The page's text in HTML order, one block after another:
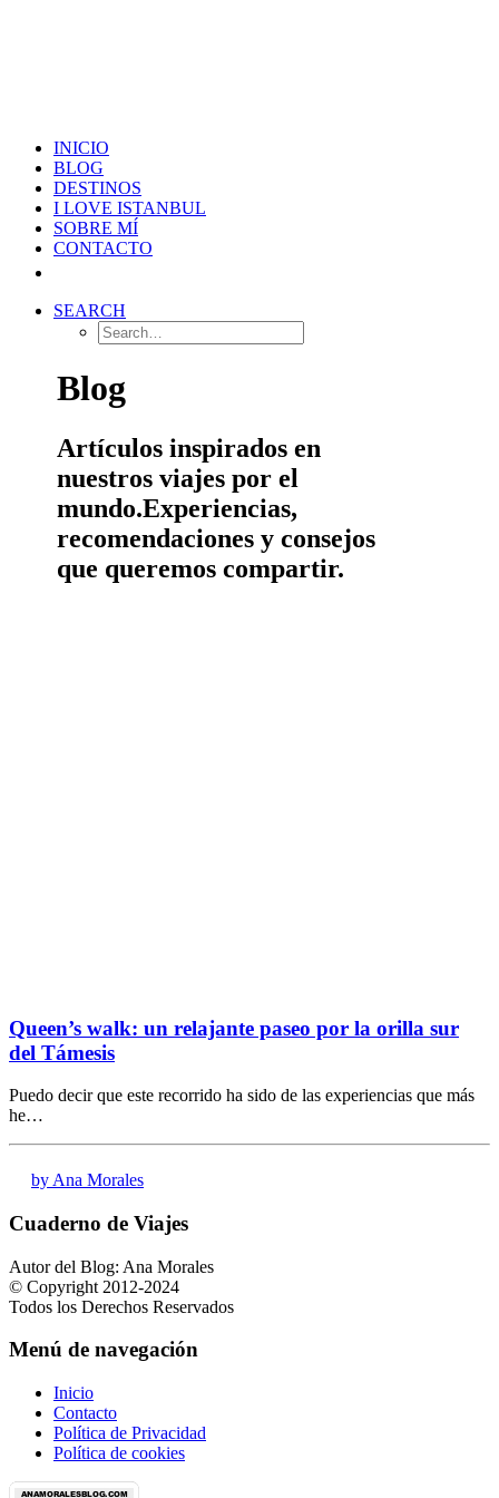
INICIO
BLOG
DESTINOS
I LOVE ISTANBUL
SOBRE MÍ
CONTACTO
SEARCH
Blog
Artículos inspirados en
nuestros viajes por el
mundo.Experiencias,
recomendaciones y consejos
que queremos compartir.
Queen’s walk: un relajante paseo por la orilla sur
del Támesis
Puedo decir que este recorrido ha sido de las experiencias que más
he…
by Ana Morales
Cuaderno de Viajes
Autor del Blog: Ana Morales
© Copyright 2012-2024
Todos los Derechos Reservados
Menú de navegación
Inicio
Contacto
Política de Privacidad
Política de cookies